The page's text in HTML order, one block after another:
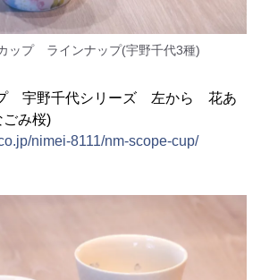
ップ ラインナップ(宇野千代3種)
宇野千代シリーズ 左から 花あ
ごみ桜)
nimei-8111/nm-scope-cup/